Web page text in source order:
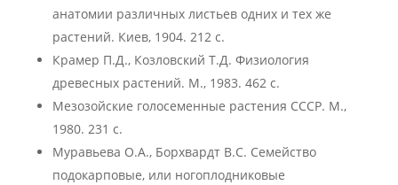
анатомии различных листьев одних и тех же
растений. Киев, 1904. 212 с.
Крамер П.Д., Козловский Т.Д. Физиология
древесных растений. М., 1983. 462 с.
Мезозойские голосеменные растения СССР. М.,
1980. 231 с.
Муравьева О.А., Борхвардт В.С. Семейство
подокарповые, или ногоплодниковые